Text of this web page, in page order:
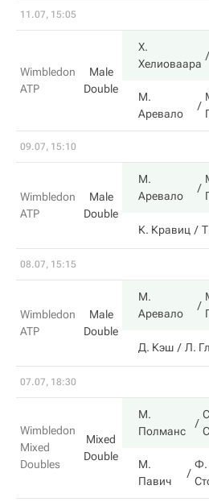
11.07, 15:05
Wimbledon
ATP
Male
Double
Х.
Хелиоваара
М.
Аревало
09.07, 15:10
Wimbledon
ATP
Male
Double
М.
Аревало
К. Кравиц
08.07, 15:15
Wimbledon
ATP
Male
Double
М.
Аревало
Д. Кэш Л.
07.07, 18:30
Wimbledon
Mixed
Doubles
Mixed
Double
М.
Полманс
М.
Павич
Ф.